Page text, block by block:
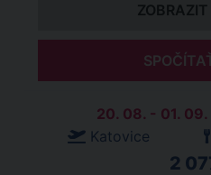
20. 08. - 01.
Katovice
2